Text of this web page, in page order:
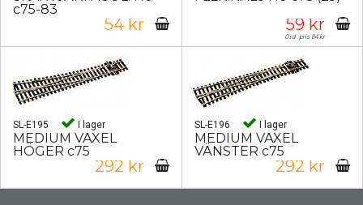
c75-83
54 kr 59 kr
Ord. pris 84 kr
SL-E195 I lager
MEDIUM VÄXEL
HÖGER c75
292 kr
SL-E196 I lager
MEDIUM VÄXEL
VÄNSTER c75
292 kr